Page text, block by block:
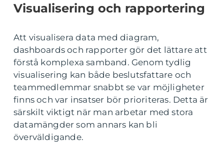
Visualisering och rapportering
Att visualisera data med diagram,
dashboards och rapporter gör det lättare att
förstå komplexa samband. Genom tydlig
visualisering kan både beslutsfattare och
teammedlemmar snabbt se var möjligheter
finns och var insatser bör prioriteras. Detta är
särskilt viktigt när man arbetar med stora
datamängder som annars kan bli
överväldigande.